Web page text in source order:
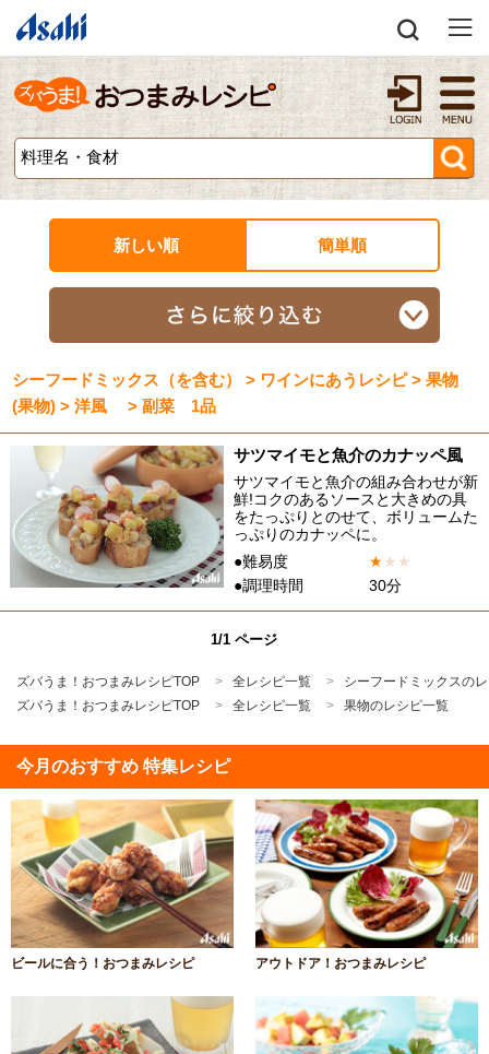
新しい順 簡単順
シーフードミックス（を含む） > ワインにあうレシピ > 果物
(果物) > 洋風 > 副菜 1品
サツマイモと魚介のカナッペ風
サツマイモと魚介の組み合わせが新
鮮!コクのあるソースと大きめの具
をたっぷりとのせて、ボリュームた
っぷりのカナッペに。
●難易度
★★ ★
●調理時間
30分
1/1 ページ
ズバうま！おつまみレシピTOP 全レシピ一覧
シーフードミックスの
ズバうま！おつまみレシピTOP
全レシピ一覧 果物のレシピ一覧
今月のおすすめ 特集レシピ
ビールに合う！おつまみレシピ アウトドア！おつまみレシピ